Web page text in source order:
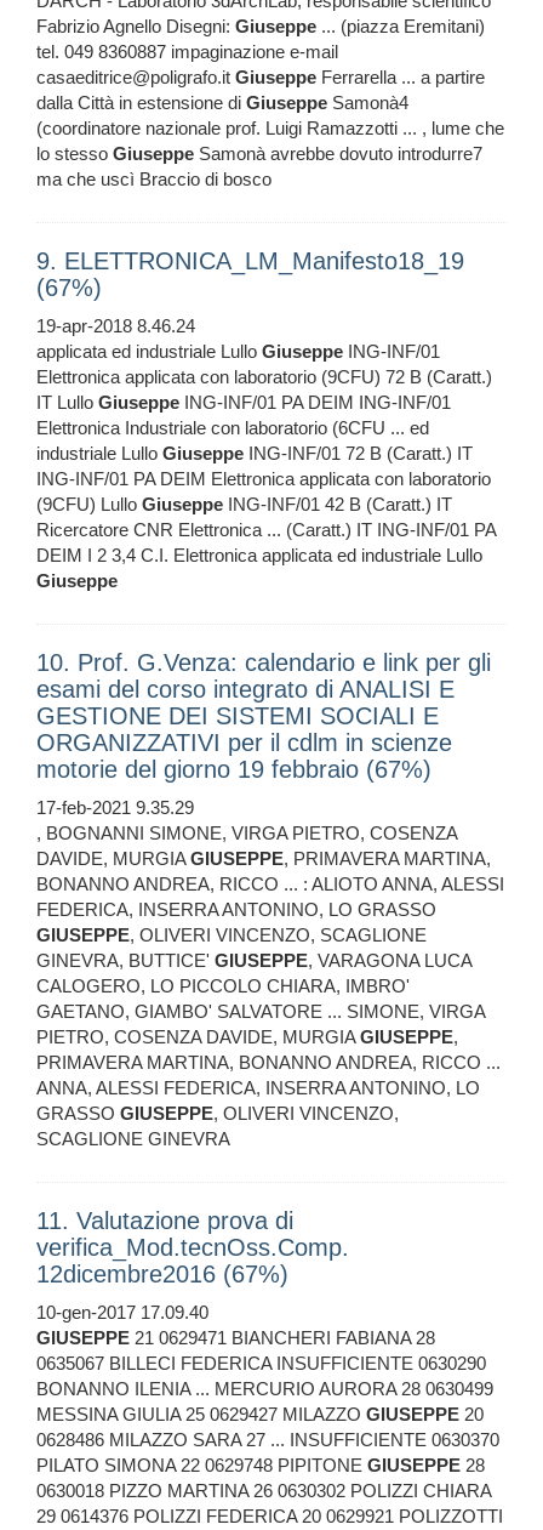
Fabrizio Agnello Disegni: Giuseppe ... (piazza Eremitani)
tel. 049 8360887 impaginazione e-mail
casaeditrice@poligrafo.it Giuseppe Ferrarella ... a partire
dalla Città in estensione di Giuseppe Samonà4
(coordinatore nazionale prof. Luigi Ramazzotti ... , lume che
lo stesso Giuseppe Samonà avrebbe dovuto introdurre7
ma che uscì Braccio di bosco
9. ELETTRONICA_LM_Manifesto18_19
(67%)
19-apr-2018 8.46.24
applicata ed industriale Lullo Giuseppe ING-INF/01
Elettronica applicata con laboratorio (9CFU) 72 B (Caratt.)
IT Lullo Giuseppe ING-INF/01 PA DEIM ING-INF/01
Elettronica Industriale con laboratorio (6CFU ... ed
industriale Lullo Giuseppe ING-INF/01 72 B (Caratt.) IT
ING-INF/01 PA DEIM Elettronica applicata con laboratorio
(9CFU) Lullo Giuseppe ING-INF/01 42 B (Caratt.) IT
Ricercatore CNR Elettronica ... (Caratt.) IT ING-INF/01 PA
DEIM I 2 3,4 C.I. Elettronica applicata ed industriale Lullo
Giuseppe
10. Prof. G.Venza: calendario e link per gli
esami del corso integrato di ANALISI E
GESTIONE DEI SISTEMI SOCIALI E
ORGANIZZATIVI per il cdlm in scienze
motorie del giorno 19 febbraio (67%)
17-feb-2021 9.35.29
, BOGNANNI SIMONE, VIRGA PIETRO, COSENZA
DAVIDE, MURGIAGIUSEPPE, PRIMAVERA MARTINA,
BONANNO ANDREA, RICCO ... : ALIOTO ANNA, ALESSI
FEDERICA, INSERRA ANTONINO, LO GRASSO
GIUSEPPE, OLIVERI VINCENZO, SCAGLIONE
GINEVRA, BUTTICE' GIUSEPPE, VARAGONA LUCA
CALOGERO, LO PICCOLO CHIARA, IMBRO'
GAETANO, GIAMBO' SALVATORE ... SIMONE, VIRGA
PIETRO, COSENZA DAVIDE, MURGIAGIUSEPPE,
PRIMAVERA MARTINA, BONANNO ANDREA, RICCO ...
ANNA, ALESSI FEDERICA, INSERRA ANTONINO, LO
GRASSO GIUSEPPE, OLIVERI VINCENZO,
SCAGLIONE GINEVRA
11. Valutazione prova di
verifica_Mod.tecnOss.Comp.
12dicembre2016 (67%)
10-gen-2017 17.09.40
GIUSEPPE 21 0629471 BIANCHERI FABIANA 28
0635067 BILLECI FEDERICA INSUFFICIENTE 0630290
BONANNO ILENIA ... MERCURIO AURORA 28 0630499
MESSINA GIULIA 25 0629427 MILAZZO GIUSEPPE 20
0628486 MILAZZO SARA 27 ... INSUFFICIENTE 0630370
PILATO SIMONA 22 0629748 PIPITONE GIUSEPPE 28
0630018 PIZZO MARTINA 26 0630302 POLIZZI CHIARA
29 0614376 POLIZZI FEDERICA 20 0629921 POLIZZOTTI